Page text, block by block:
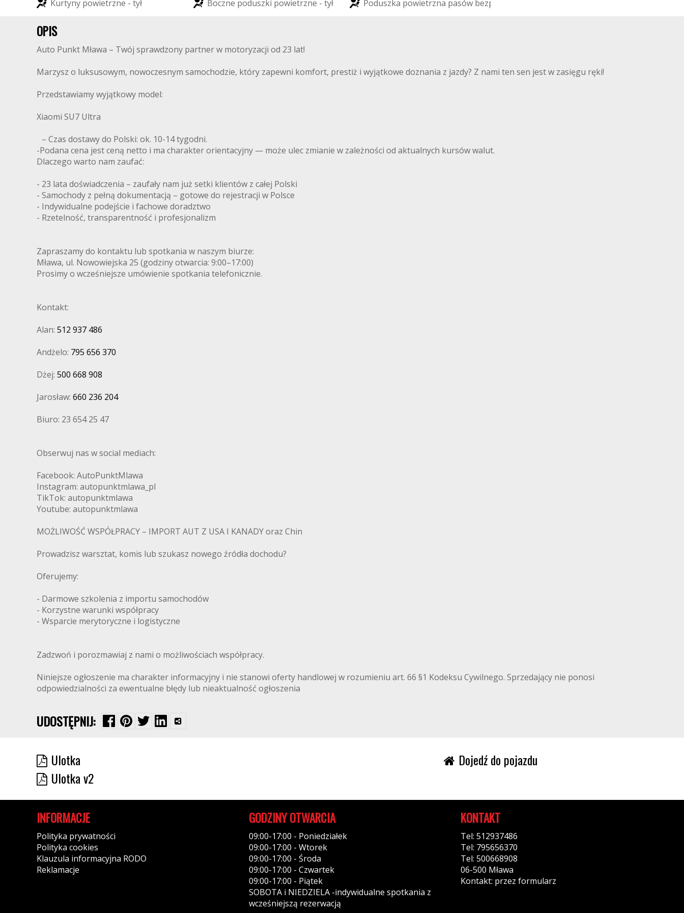
Kurtyny powietrzne - tył Boczne poduszki powietrzne - tył Poduszka powietrzna pasów bezp
OPIS
Auto Punkt Mława – Twój sprawdzony partner w motoryzacji od 23 lat!
Marzysz o luksusowym, nowoczesnym samochodzie, który zapewni komfort, prestiż i wyjątkowe doznania z jazdy? Z nami ten sen jest w zasięgu ręki!
Przedstawiamy wyjątkowy model:
Xiaomi SU7 Ultra
– Czas dostawy do Polski: ok. 10-14 tygodni.
-Podana cena jest ceną netto i ma charakter orientacyjny — może ulec zmianie w zależności od aktualnych kursów walut.
Dlaczego warto nam zaufać:
- 23 lata doświadczenia – zaufały nam już setki klientów z całej Polski
- Samochody z pełną dokumentacją – gotowe do rejestracji w Polsce
- Indywidualne podejście i fachowe doradztwo
- Rzetelność, transparentność i profesjonalizm
Zapraszamy do kontaktu lub spotkania w naszym biurze:
Mława, ul. Nowowiejska 25 (godziny otwarcia: 9:00–17:00)
Prosimy o wcześniejsze umówienie spotkania telefonicznie.
Kontakt:
Alan: 512 937 486
Andżelo: 795 656 370
Dżej: 500 668 908
Jarosław: 660 236 204
Biuro: 23 654 25 47
Obserwuj nas w social mediach:
Facebook: AutoPunktMlawa
Instagram: autopunktmlawa_pl
TikTok: autopunktmlawa
Youtube: autopunktmlawa
MOŻLIWOŚĆ WSPÓŁPRACY – IMPORT AUT Z USA I KANADY oraz Chin
Prowadzisz warsztat, komis lub szukasz nowego źródła dochodu?
Oferujemy:
- Darmowe szkolenia z importu samochodów
- Korzystne warunki współpracy
- Wsparcie merytoryczne i logistyczne
Zadzwoń i porozmawiaj z nami o możliwościach współpracy.
Niniejsze ogłoszenie ma charakter informacyjny i nie stanowi oferty handlowej w rozumieniu art. 66 §1 Kodeksu Cywilnego. Sprzedający nie ponosi
odpowiedzialności za ewentualne błędy lub nieaktualność ogłoszenia
UDOSTĘPNIJ:
Ulotka
Ulotka v2
Dojedź do pojazdu
INFORMACJE
Polityka prywatności
Polityka cookies
Klauzula informacyjna RODO
Reklamacje
GODZINY OTWARCIA
09:00-17:00 - Poniedziałek
09:00-17:00 - Wtorek
09:00-17:00 - Środa
09:00-17:00 - Czwartek
09:00-17:00 - Piątek
SOBOTA i NIEDZIELA -indywidualne spotkania z
wcześniejszą rezerwacją
KONTAKT
Tel: 512937486
Tel: 795656370
Tel: 500668908
06-500 Mława
Kontakt: przez formularz